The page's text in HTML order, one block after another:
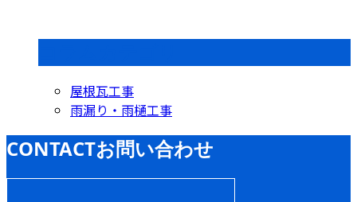
屋根瓦工事
雨漏り・雨樋工事
CONTACTお問い合わせ